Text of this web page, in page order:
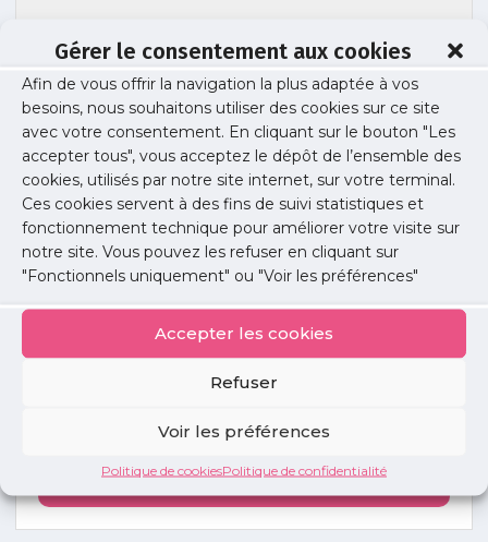
Gérer le consentement aux cookies
Afin de vous offrir la navigation la plus adaptée à vos
besoins, nous souhaitons utiliser des cookies sur ce site
avec votre consentement. En cliquant sur le bouton "Les
accepter tous", vous acceptez le dépôt de l’ensemble des
cookies, utilisés par notre site internet, sur votre terminal.
Ces cookies servent à des fins de suivi statistiques et
fonctionnement technique pour améliorer votre visite sur
notre site. Vous pouvez les refuser en cliquant sur
"Fonctionnels uniquement" ou "Voir les préférences"
Accepter les cookies
Refuser
Voir les préférences
Politique de cookiesPolitique de confidentialité
URPS_ViolenceMedecin_A2_V6
Publié le : 18 décembre 2025
Partager cet article :
annonces